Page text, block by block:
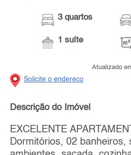
3 quartos
1 suíte
Atualizado
Solicite o endereço
Descrição do Imóvel
EXCELENTE
Dormitórios, 02 banheiros,